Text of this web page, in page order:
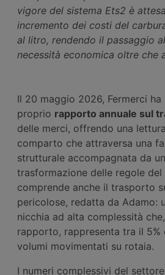
vigore del sistema Ets2 è
incremento dei costi del
al litro, rendendo il passaggio
necessità economica oltre che
Il 20 maggio 2026, Fermerci
proprio rapporto annuale sul
delle merci, offrendo una
comparto che attraversa una
strutturale accompagnata da
trasformazione delle regole del
comprende anche il trasporto
pericolose, redatta da Adamo:
nicchia ad alta complessità
rapporto, rappresenta tra il 5%
volumi movimentati su rotaia.
I numeri complessivi del